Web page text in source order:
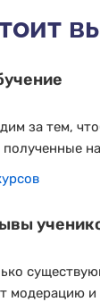
английский
Анна
-
то, что вы
ученика!
С
за тем,
полученные
модерацию